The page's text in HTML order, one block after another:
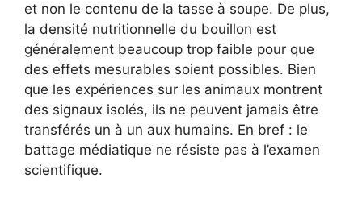
et non le contenu de la tasse à soupe. De plus,
la densité nutritionnelle du bouillon est
généralement beaucoup trop faible pour que
des effets mesurables soient possibles. Bien
que les expériences sur les animaux montrent
des signaux isolés, ils ne peuvent jamais être
transférés un à un aux humains. En bref : le
battage médiatique ne résiste pas à l’examen
scientifique.